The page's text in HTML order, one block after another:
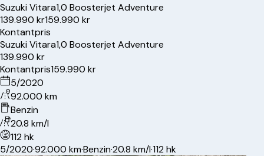
SuzukiVitara1,0 Boosterjet Adventure
139.990 kr159.990 kr
Kontantpris
SuzukiVitara1,0 Boosterjet Adventure
139.990 kr
Kontantpris159.990 kr
5/2020
92.000 km
Benzin
20.8 km/l
112 hk
5/2020·92.000 km·Benzin·20.8 km/l·112 hk